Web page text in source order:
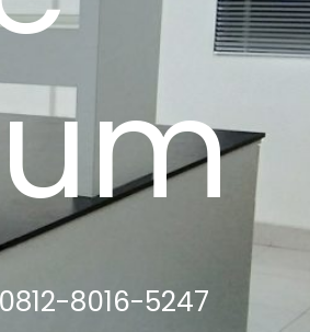
8016-5247